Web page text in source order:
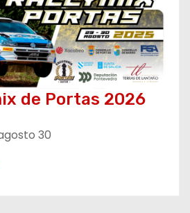
de Portas 2026
30